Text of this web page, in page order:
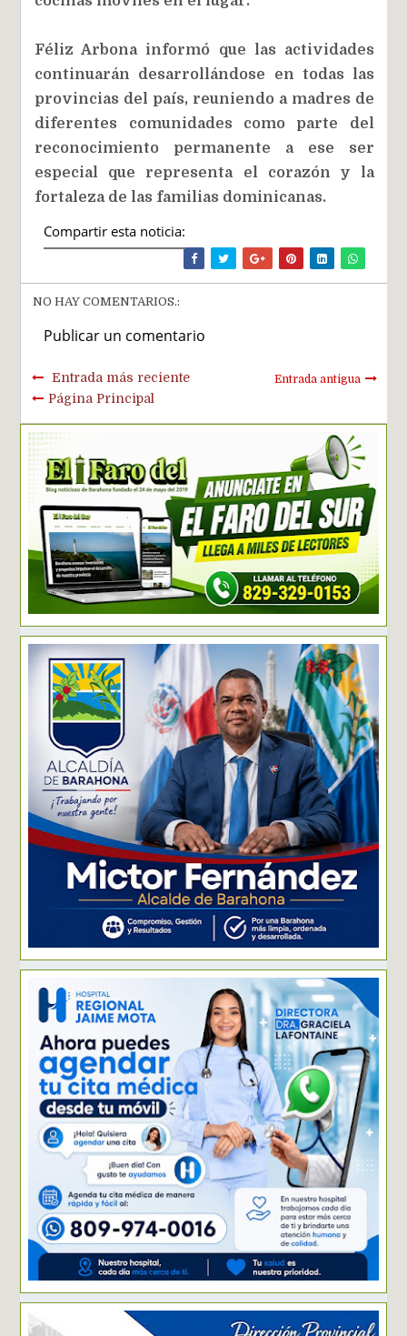
Féliz Arbona informó que las actividades
continuarán desarrollándose en todas las
provincias del país, reuniendo a madres de
diferentes comunidades como parte del
reconocimiento permanente a ese ser
especial que representa el corazón y la
fortaleza de las familias dominicanas.
Compartir esta noticia:
NO HAY COMENTARIOS.:
Publicar un comentario
Entrada más reciente Entrada antigua
Página Principal